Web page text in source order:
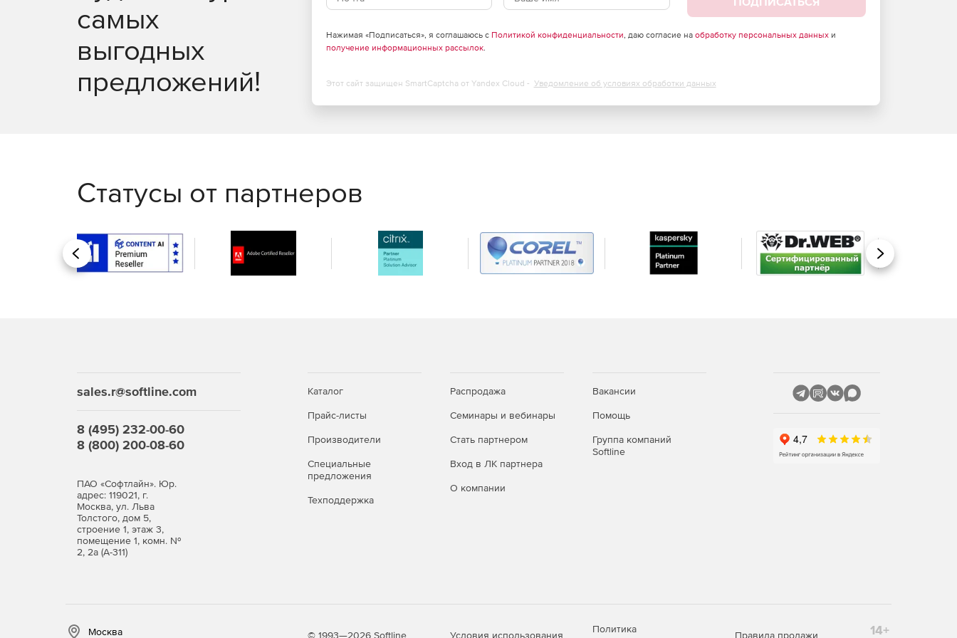
Обеспечение отказоустойчивости управления.
Автоматизация базовой установки и настройки.
Возможность масштабирования виртуальной инфраструктуры и создания распределённых ЦОД с
Мониторинг работоспособности и использования ресурсов виртуальной инфраструктуры, а также
состояния входящих в ЦОД физических узлов.
Онлайн миграция дисков ВМ между хранилищами.
Режим обслуживания хоста.
Автоматическое резервирование виртуальной инфраструктуры.
Автоматическое распределение нагрузки на физические узлы (Distributed Resource Scheduler - DRS).
Создание групп ВМ из шаблонов.
Клонирование ВМ.
самых
выгодных
предложений!
Нажимая «Подписаться», я соглашаюсь с Политикой конфиденциальности, даю согласие на обработку персональных данныхи
получение информационных рассылок.
Этот сайт защищен SmartCaptcha от Yandex Cloud - Уведомление об условиях обработки данных
Статусы от партнеров
Назад Вперед
sales.r@softline.com
8 (495) 232-00-60
8 (800) 200-08-60
ПАО «Софтлайн». Юр.
адрес: 119021, г.
Москва, ул. Льва
Толстого, дом 5,
строение 1, этаж 3,
помещение 1, комн. №
2, 2а (А-311)
Каталог
Прайс-листы
Производители
Специальные
предложения
Техподдержка
Распродажа
Семинары и вебинары
Стать партнером
Вход в ЛК партнера
О компании
Вакансии
Помощь
Группа компаний
Softline
Москва © 1993—2026 Softline Условия использования
Политика
Правила продажи 14+